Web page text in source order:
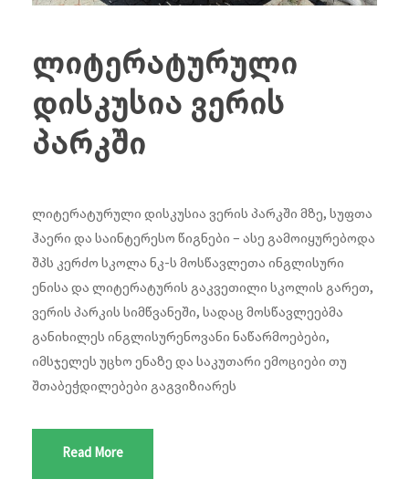
ლიტერატურული
დისკუსია ვერის
პარკში
ლიტერატურული დისკუსია ვერის პარკში მზე, სუფთა
ჰაერი და საინტერესო წიგნები – ასე გამოიყურებოდა
შპს კერძო სკოლა ნკ-ს მოსწავლეთა ინგლისური
ენისა და ლიტერატურის გაკვეთილი სკოლის გარეთ,
ვერის პარკის სიმწვანეში, სადაც მოსწავლეებმა
განიხილეს ინგლისურენოვანი ნაწარმოებები,
იმსჯელეს უცხო ენაზე და საკუთარი ემოციები თუ
შთაბეჭდილებები გაგვიზიარეს
Read More